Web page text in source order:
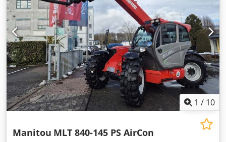
1 / 10
Manitou MLT 840-145 PS AirCon